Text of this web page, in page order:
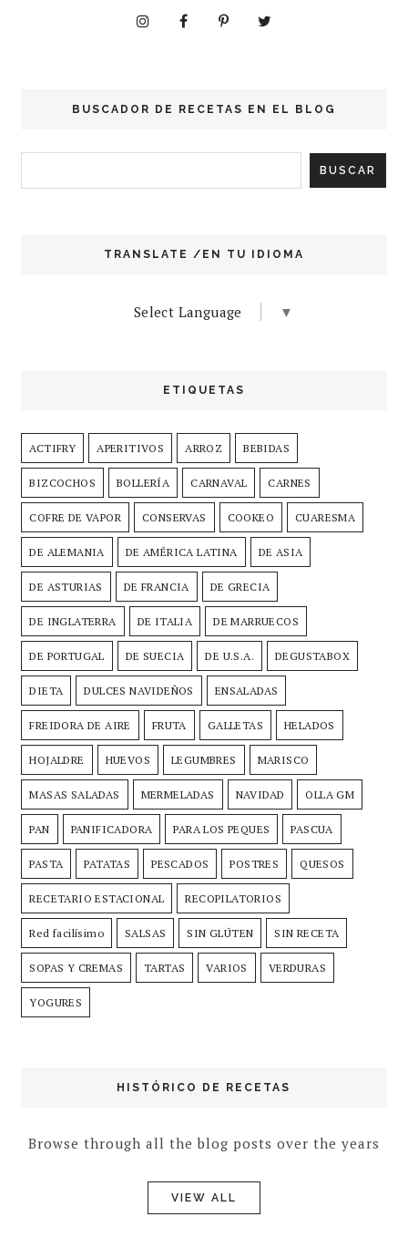
BUSCADOR DE RECETAS EN EL BLOG
TRANSLATE /EN TU IDIOMA
Select Language ▼
ETIQUETAS
ACTIFRY APERITIVOS ARROZ BEBIDAS
BIZCOCHOS BOLLERÍA CARNAVAL CARNES
COFRE DE VAPOR CONSERVAS COOKEO CUARESMA
DE ALEMANIA DE AMÉRICA LATINA DE ASIA
DE ASTURIAS DE FRANCIA DE GRECIA
DE INGLATERRA DE ITALIA DE MARRUECOS
DE PORTUGAL DE SUECIA DE U.S.A. DEGUSTABOX
DIETA DULCES NAVIDEÑOS ENSALADAS
FREIDORA DE AIRE FRUTA GALLETAS HELADOS
HOJALDRE HUEVOS LEGUMBRES MARISCO
MASAS SALADAS MERMELADAS NAVIDAD OLLA GM
PAN PANIFICADORA PARA LOS PEQUES PASCUA
PASTA PATATAS PESCADOS POSTRES QUESOS
RECETARIO ESTACIONAL RECOPILATORIOS
Red facilísimo SALSAS SIN GLÚTEN SIN RECETA
SOPAS Y CREMAS TARTAS VARIOS VERDURAS
YOGURES
HISTÓRICO DE RECETAS
Browse through all the blog posts over the years
VIEW ALL